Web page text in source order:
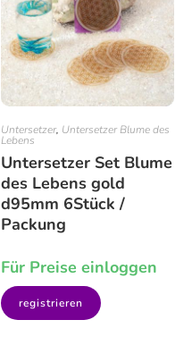
Untersetzer, Untersetzer Blume des
Lebens
Untersetzer Set Blume
des Lebens gold
d95mm 6Stück /
Packung
Für Preise einloggen
registrieren